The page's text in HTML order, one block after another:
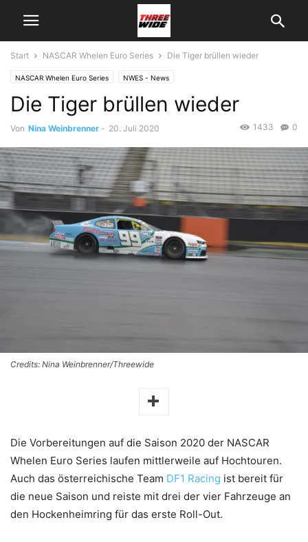
Start NASCAR Whelen Euro Series Die Tiger brüllen wieder
NASCAR Whelen Euro Series NWES - News
Die Tiger brüllen wieder
Von Nina Weinbrenner - 20. Juli 2020 0
1433
Credits: Nina Weinbrenner/Threewide
Die Vorbereitungen auf die Saison 2020 der NASCAR
Whelen Euro Series laufen mittlerweile auf Hochtouren.
Auch das österreichische Team DF1 Racing ist bereit für
die neue Saison und reiste mit drei der vier Fahrzeuge an
den Hockenheimring für das erste Roll-Out.